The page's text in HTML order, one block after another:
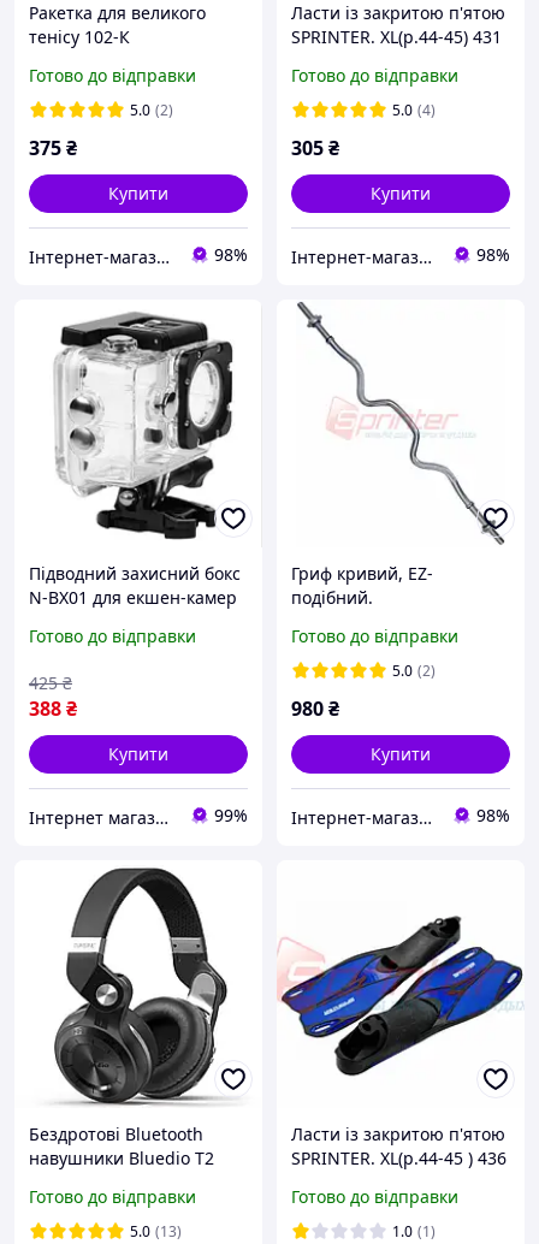
Ракетка для великого
тенісу 102-К
Готово до відправки
5.0 (2)
375₴
Купити
Інтернет-магазин спорттоварів "SprinterSport" 98%
Ласти із закритою п'ятою
SPRINTER. XL(р.44-45) 431
Готово до відправки
5.0 (4)
305₴
Купити
Інтернет-магазин спорттоварів "SprinterSport" 98%
Підводний захисний бокс
N-BX01 для екшен-камер
AIRON, BRAVIS, ACME
Готово до відправки
388₴
425 ₴
Купити
Інтернет магазин PRIMO 99%
Гриф кривий, EZ-
подібний.
Готово до відправки
5.0 (2)
980₴
Купити
Інтернет-магазин спорттоварів "SprinterSport" 98%
Бездротові Bluetooth
навушники Bluedio T2
(Чорний)
Готово до відправки
5.0 (13)
Ласти із закритою п'ятою
SPRINTER. XL(р.44-45 ) 436
Готово до відправки
1.0 (1)